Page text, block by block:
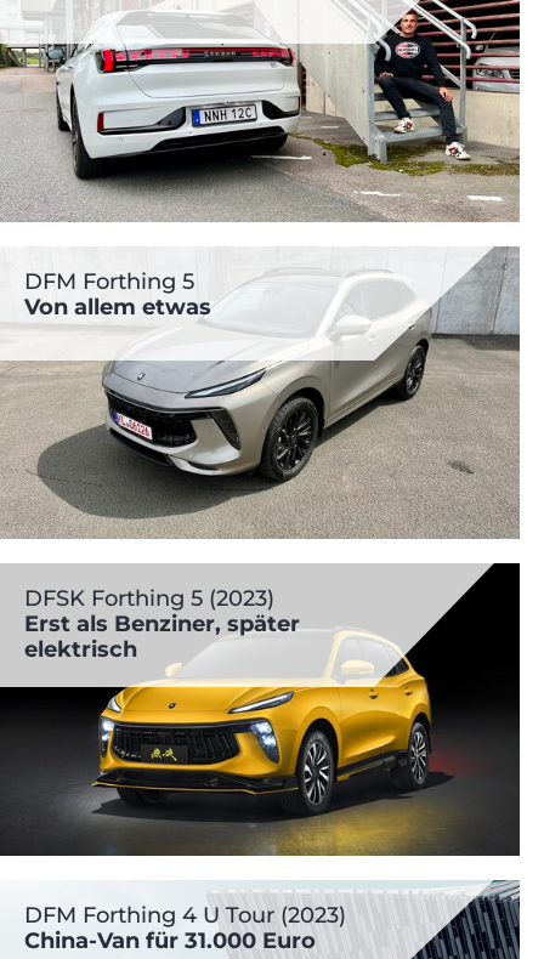
DFM Forthing 5
Von allem etwas
DFSK Forthing 5 (2023)
Erst als Benziner, später
elektrisch
DFM Forthing 4 U Tour (2023)
China-Van für 31.000 Euro